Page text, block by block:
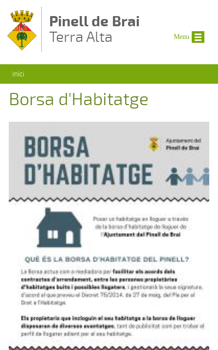
Pinell de Brai
Terra Alta
Esteu aquí
Inici
Borsa d'Habitatge
Menu